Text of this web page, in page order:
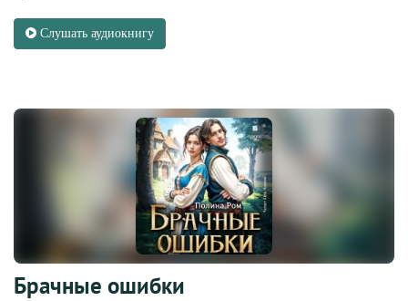
Слушать аудиокнигу
Брачные ошибки